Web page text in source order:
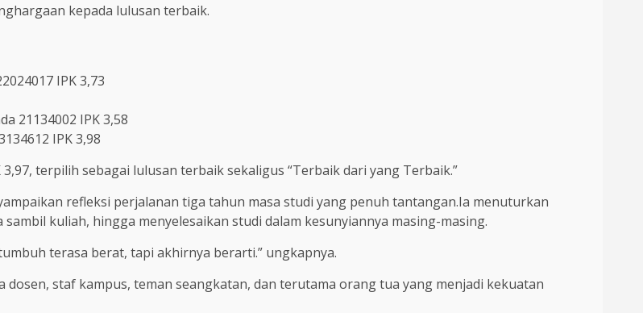
kepada lulusan terbaik.
IPK 3,73
21134002 IPK 3,58
IPK 3,98
terpilih sebagai lulusan terbaik sekaligus “Terbaik dari yang Terbaik.”
refleksi perjalanan tiga tahun masa studi yang penuh tantangan.Ia menuturkan
kuliah, hingga menyelesaikan studi dalam kesunyiannya masing-masing.
terasa berat, tapi akhirnya berarti.” ungkapnya.
staf kampus, teman seangkatan, dan terutama orang tua yang menjadi kekuatan